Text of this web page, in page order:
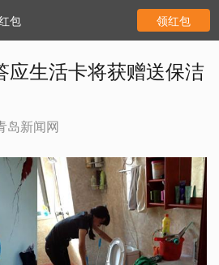
包 领红包
应生活卡将获赠送保洁
岛新闻网